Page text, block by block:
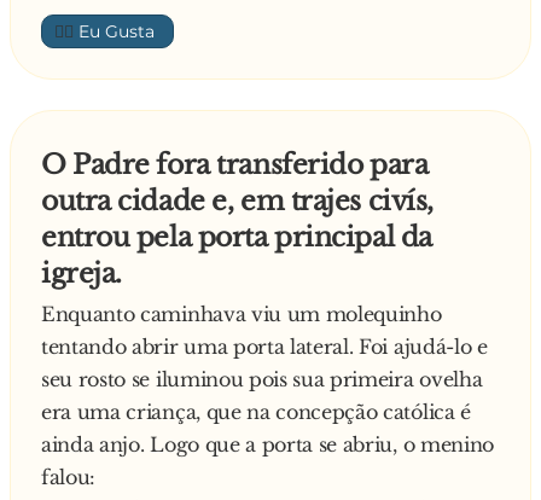
que estava la perto:
— Quem e ele?
— Um advogado.
— Mas porque eu que sou papa tenho que
tem que morar em uma mansao?
— Aqui no ceu ja tem muito papa, mas,
advogado esse e o primeiro.
👍🏼
O Padre fora transferido para
outra cidade e, em trajes civís,
entrou pela porta principal da
igreja.
Enquanto caminhava viu um molequinho
tentando abrir uma porta lateral. Foi ajudá-lo e
seu rosto se iluminou pois sua primeira ovelha
era uma criança, que na concepção católica é
ainda anjo. Logo que a porta se abriu, o menino
falou: